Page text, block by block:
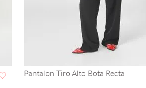
Pantalon Tiro Alto Bota Recta